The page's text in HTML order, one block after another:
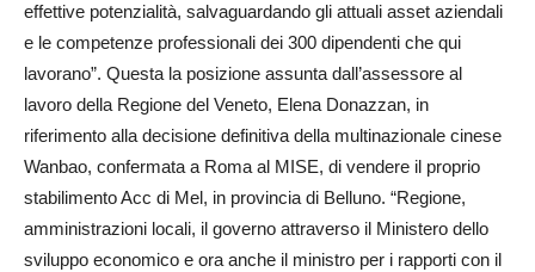
effettive potenzialità, salvaguardando gli attuali asset aziendali
e le competenze professionali dei 300 dipendenti che qui
lavorano”. Questa la posizione assunta dall’assessore al
lavoro della Regione del Veneto, Elena Donazzan, in
riferimento alla decisione definitiva della multinazionale cinese
Wan­bao, confermata a Roma al MISE, di vendere il proprio
stabilimento Acc di Mel, in provincia di Belluno. “Regione,
amministrazioni locali, il governo attraverso il Ministero dello
sviluppo economico e ora anche il ministro per i rapporti con il